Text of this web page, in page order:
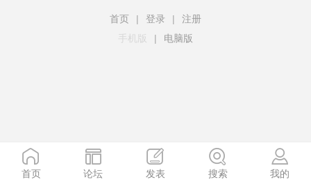
首页 | 登录 |
注册
手机版
| 电脑版
首页 论坛 发表 搜索 我的